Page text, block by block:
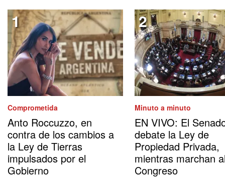
Comprometida
Anto Roccuzzo, en
contra de los cambios a
la Ley de Tierras
impulsados por el
Gobierno
Minuto a minuto
EN VIVO: El
debate la Ley de
Propiedad Privada,
mientras marchan
Congreso